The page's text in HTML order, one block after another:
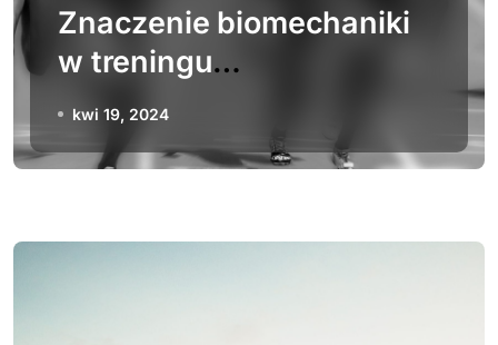
Znaczenie biomechaniki
w treningu
lekkoatletycznym
kwi 19, 2024